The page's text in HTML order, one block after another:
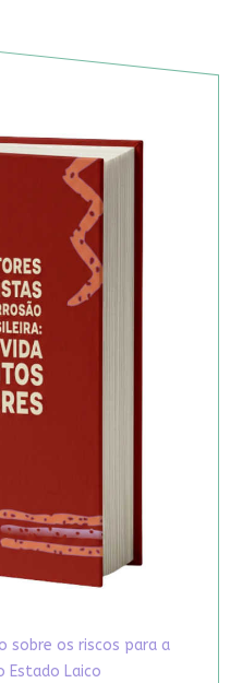
sobre os riscos para a
Estado Laico